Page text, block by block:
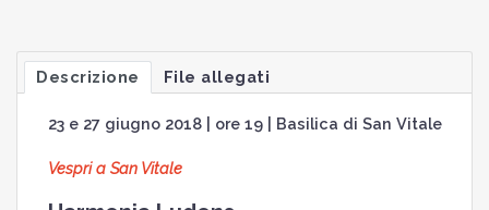
Descrizione File allegati
23 e 27 giugno 2018 | ore 19 | Basilica di San Vitale
Vespri a San Vitale